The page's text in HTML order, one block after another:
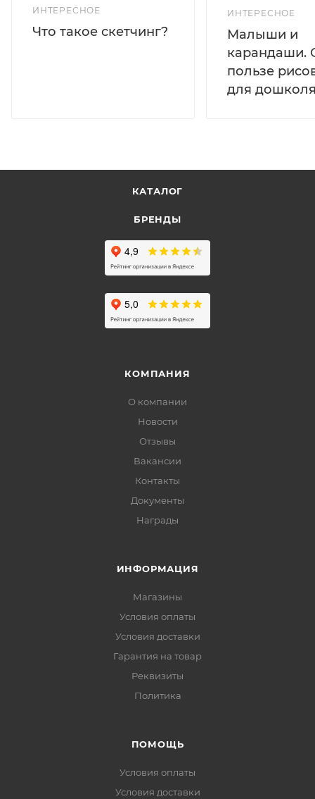
ИНТЕРЕСНОЕ
Что такое скетчинг?
ИНТЕРЕСНОЕ
Малыши и
карандаши.
пользе
для
КАТАЛОГ
БРЕНДЫ
КОМПАНИЯ
О компании
Новости
Отзывы
Вакансии
Контакты
Документы
Награды
ИНФОРМАЦИЯ
Магазины
Условия оплаты
Условия доставки
Гарантия на товар
Реквизиты
Политика
ПОМОЩЬ
Условия оплаты
Условия доставки